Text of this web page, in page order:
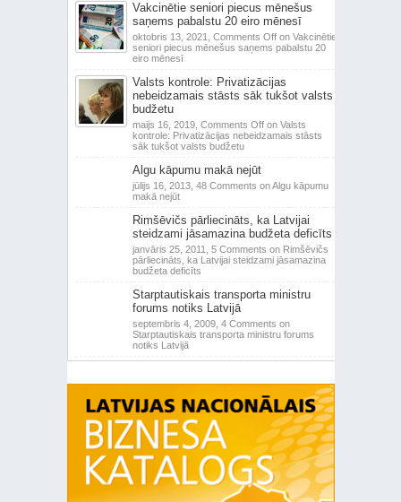
Vakcinētie seniori piecus mēnešus
saņems pabalstu 20 eiro mēnesī
oktobris 13, 2021, Comments Offon Vakcinētie
seniori piecus mēnešus saņems pabalstu 20
eiro mēnesī
Valsts kontrole: Privatizācijas
nebeidzamais stāsts sāk tukšot valsts
budžetu
maijs 16, 2019, Comments Offon Valsts
kontrole: Privatizācijas nebeidzamais stāsts
sāk tukšot valsts budžetu
Algu kāpumu makā nejūt
jūlijs 16, 2013, 48 Comments on Algu kāpumu
makā nejūt
Rimšēvičs pārliecināts, ka Latvijai
steidzami jāsamazina budžeta deficīts
janvāris 25, 2011, 5 Comments on Rimšēvičs
pārliecināts, ka Latvijai steidzami jāsamazina
budžeta deficīts
Starptautiskais transporta ministru
forums notiks Latvijā
septembris 4, 2009, 4 Comments on
Starptautiskais transporta ministru forums
notiks Latvijā